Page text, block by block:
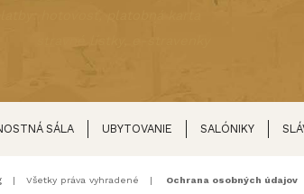
hotovosť, platobná karta
lístky, e-stravenky
SÁLA UBYTOVANIE SALÓNIKY
| Všetky práva vyhradené | Ochrana osobných údajov